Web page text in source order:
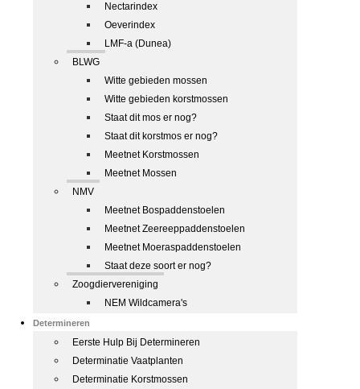
Nectarindex
Oeverindex
LMF-a (Dunea)
BLWG
Witte gebieden mossen
Witte gebieden korstmossen
Staat dit mos er nog?
Staat dit korstmos er nog?
Meetnet Korstmossen
Meetnet Mossen
NMV
Meetnet Bospaddenstoelen
Meetnet Zeereeppaddenstoelen
Meetnet Moeraspaddenstoelen
Staat deze soort er nog?
Zoogdiervereniging
NEM Wildcamera's
Determineren
Eerste Hulp Bij Determineren
Determinatie Vaatplanten
Determinatie Korstmossen